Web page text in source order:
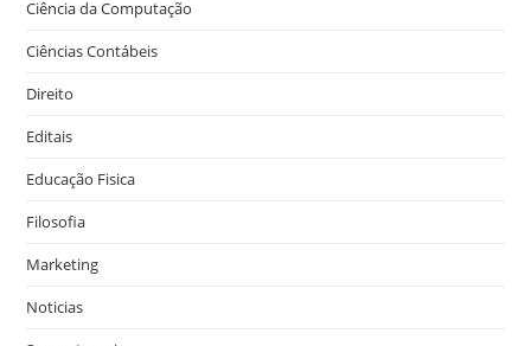
Ciência da Computação
Ciências Contábeis
Direito
Editais
Educação Fisica
Filosofia
Marketing
Noticias